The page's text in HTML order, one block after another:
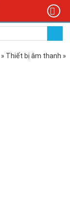
» Thiết bị âm thanh »